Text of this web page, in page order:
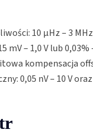
10 µHz – 3 MHz
mV – 1,0 V lub
kompensacja
0,05 nV – 10 V